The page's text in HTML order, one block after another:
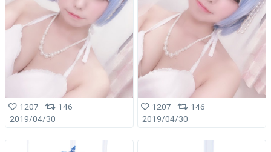
1207
146
2019/04/30
1207
146
2019/04/30